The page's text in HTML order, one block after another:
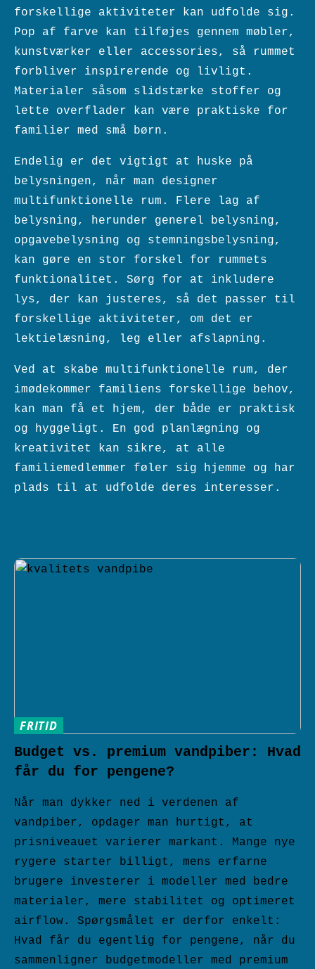
forskellige aktiviteter kan udfolde sig.
Pop af farve kan tilføjes gennem møbler,
kunstværker eller accessories, så rummet
forbliver inspirerende og livligt.
Materialer såsom slidstærke stoffer og
lette overflader kan være praktiske for
familier med små børn.
Endelig er det vigtigt at huske på
belysningen, når man designer
multifunktionelle rum. Flere lag af
belysning, herunder generel belysning,
opgavebelysning og stemningsbelysning,
kan gøre en stor forskel for rummets
funktionalitet. Sørg for at inkludere
lys, der kan justeres, så det passer til
forskellige aktiviteter, om det er
lektielæsning, leg eller afslapning.
Ved at skabe multifunktionelle rum, der
imødekommer familiens forskellige behov,
kan man få et hjem, der både er praktisk
og hyggeligt. En god planlægning og
kreativitet kan sikre, at alle
familiemedlemmer føler sig hjemme og har
plads til at udfolde deres interesser.
FRITID
Budget vs. premium vandpiber: Hvad
får du for pengene?
Når man dykker ned i verdenen af
vandpiber, opdager man hurtigt, at
prisniveauet varierer markant. Mange nye
rygere starter billigt, mens erfarne
brugere investerer i modeller med bedre
materialer, mere stabilitet og optimeret
airflow. Spørgsmålet er derfor enkelt:
Hvad får du egentlig for pengene, når du
sammenligner budgetmodeller med premium